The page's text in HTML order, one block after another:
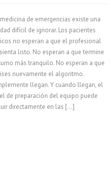
de emergencias existe una
difícil de ignorar. Los pacientes
no esperan a que el profesional
listo. No esperan a que termine
más tranquilo. No esperan a que
nuevamente el algoritmo.
llegan. Y cuando llegan, el
de preparación del equipo puede
directamente en las […]